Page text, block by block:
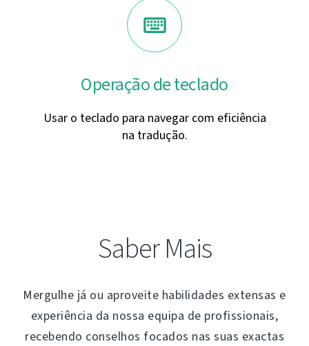
Operação de teclado
Usar o teclado para navegar com eficiência
na tradução.
Saber Mais
Mergulhe já ou aproveite habilidades extensas e
experiência da nossa equipa de profissionais,
recebendo conselhos focados nas suas exactas